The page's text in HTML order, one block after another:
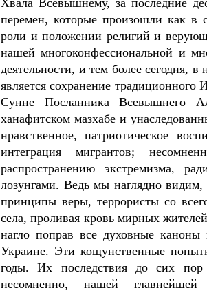
перемен, которые произошли как в
роли и положении религий и
нашей многоконфессиональной и
деятельности, и тем более
является сохранение
Сунне Посланника Всевышнего
ханафитском мазхабе и
нравственное, патриотическое
интеграция мигрантов;
распространению экстремизма,
лозунгами. Ведь мы наглядно
принципы веры, террористы со
села, проливая кровь мирных
нагло поправ все духовные
Украине. Эти кощунственные
годы. Их последствия до сих
несомненно, нашей